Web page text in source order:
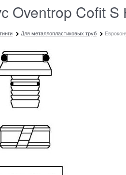
Oventrop Cofit
Для металлопластиковых труб